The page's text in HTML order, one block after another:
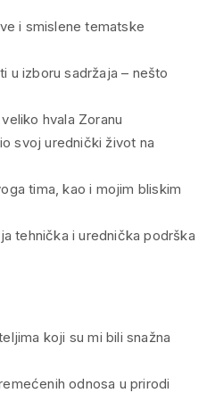
i smislene tematske
u izboru sadržaja – nešto
hvala Zoranu
svoj urednički život na
tima, kao i mojim bliskim
tehnička i urednička podrška
koji su mi bili snažna
odnosa u prirodi